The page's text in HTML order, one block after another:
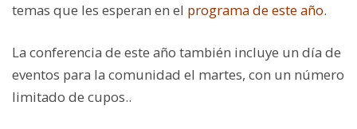
temas que les esperan en el programa de este año.
La conferencia de este año también incluye un día de
eventos para la comunidad el martes, con un número
limitado de cupos..